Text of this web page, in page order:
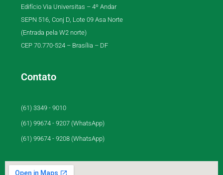
Edifício Via Universitas – 4º Andar
SEPN 516, Conj D, Lote 09 Asa Norte
(Entrada pela W2 norte)
CEP 70.770-524 – Brasília – DF
Contato
(61) 3349 - 9010
(61) 99674 - 9207 (WhatsApp)
(61) 99674 - 9208 (WhatsApp)